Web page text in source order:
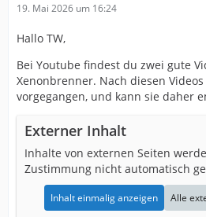
19. Mai 2026 um 16:24
Hallo TW,
Bei Youtube findest du zwei gute
Xenonbrenner. Nach diesen
vorgegangen, und kann sie daher
Externer Inhalt
Inhalte von externen Seiten
Zustimmung nicht automatisch
Inhalt einmalig anzeigen Alle